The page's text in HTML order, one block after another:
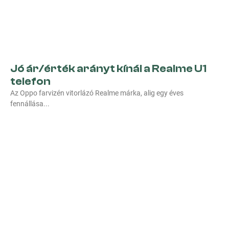
Jó ár/érték arányt kínál a Realme U1
telefon
Az Oppo farvizén vitorlázó Realme márka, alig egy éves
fennállása